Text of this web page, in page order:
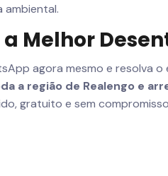
ambiental.
Melhor
agora mesmo e resolva
a região de Realengo e
gratuito e sem